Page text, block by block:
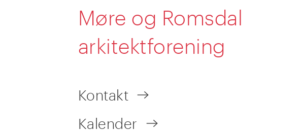
Møre og Romsdal
arkitektforening
Kontakt
Kalender